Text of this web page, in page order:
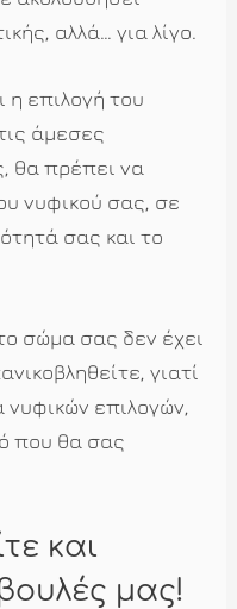
αλλά… για λίγο.
η επιλογή του
άμεσες
θα πρέπει να
νυφικού σας, σε
σας και το
σώμα σας δεν έχει
γιατί
επιλογών,
που θα σας
και
μας!